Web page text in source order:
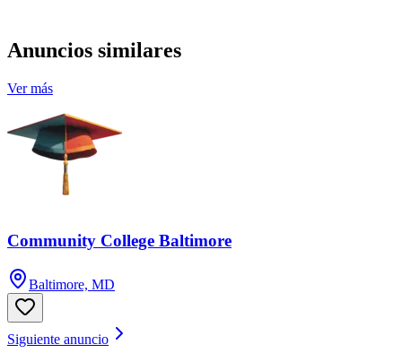
Anuncios similares
Ver más
Community College Baltimore
Baltimore, MD
Siguiente anuncio